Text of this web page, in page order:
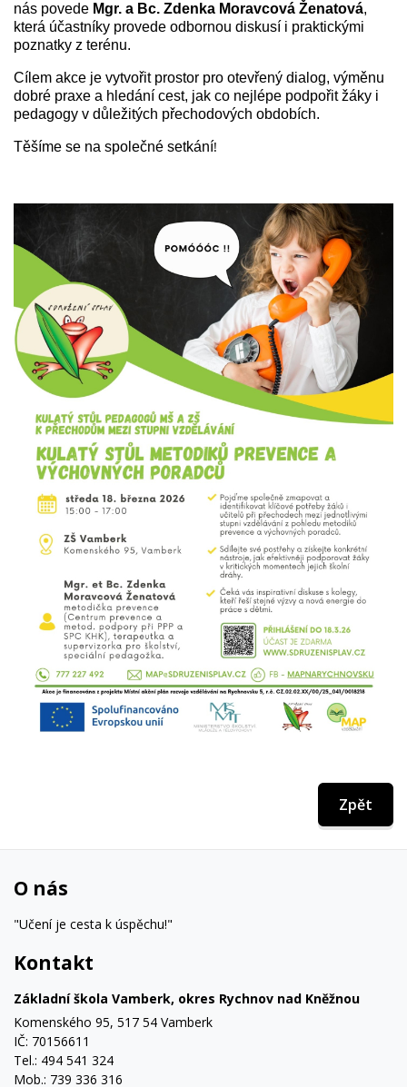
nás povede Mgr. a Bc. Zdenka Moravcová Ženatová,
která účastníky provede odbornou diskusí i praktickými
poznatky z terénu.
Cílem akce je vytvořit prostor pro otevřený dialog, výměnu
dobré praxe a hledání cest, jak co nejlépe podpořit žáky i
pedagogy v důležitých přechodových obdobích.
Těšíme se na společné setkání!
Zpět
O nás
"Učení je cesta k úspěchu!"
Kontakt
Základní škola Vamberk, okres Rychnov nad Kněžnou
Komenského 95, 517 54 Vamberk
IČ: 70156611
Tel.: 494 541 324
Mob.: 739 336 316